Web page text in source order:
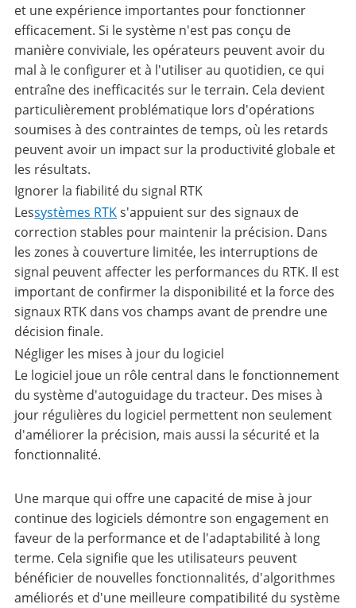
et une expérience importantes pour fonctionner
efficacement. Si le système n'est pas conçu de
manière conviviale, les opérateurs peuvent avoir du
mal à le configurer et à l'utiliser au quotidien, ce qui
entraîne des inefficacités sur le terrain. Cela devient
particulièrement problématique lors d'opérations
soumises à des contraintes de temps, où les retards
peuvent avoir un impact sur la productivité globale et
les résultats.
Ignorer la fiabilité du signal RTK
Lessystèmes RTKs'appuient sur des signaux de
correction stables pour maintenir la précision. Dans
les zones à couverture limitée, les interruptions de
signal peuvent affecter les performances du RTK. Il est
important de confirmer la disponibilité et la force des
signaux RTK dans vos champs avant de prendre une
décision finale.
Négliger les mises à jour du logiciel
Le logiciel joue un rôle central dans le fonctionnement
du système d'autoguidage du tracteur. Des mises à
jour régulières du logiciel permettent non seulement
d'améliorer la précision, mais aussi la sécurité et la
fonctionnalité.
Une marque qui offre une capacité de mise à jour
continue des logiciels démontre son engagement en
faveur de la performance et de l'adaptabilité à long
terme. Cela signifie que les utilisateurs peuvent
bénéficier de nouvelles fonctionnalités, d'algorithmes
améliorés et d'une meilleure compatibilité du système